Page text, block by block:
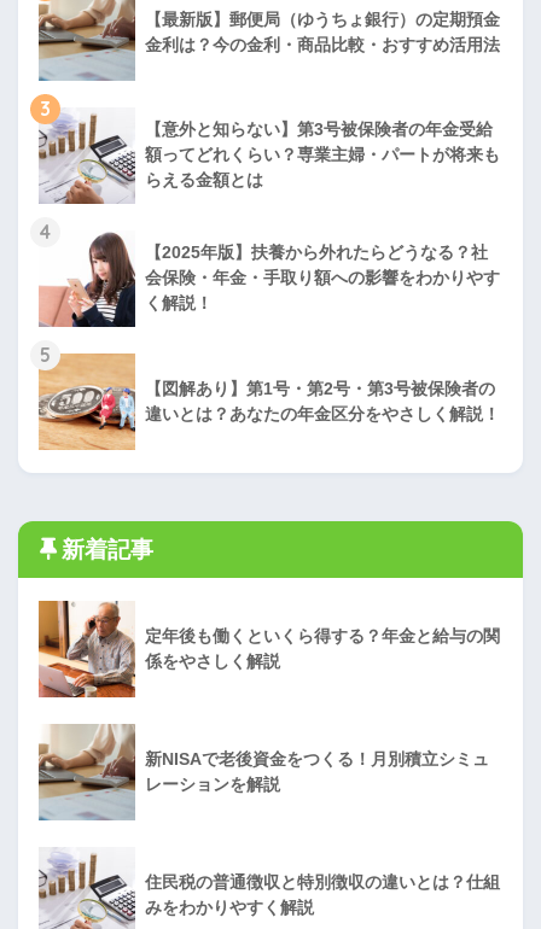
【最新版】郵便局（ゆうちょ銀行）の定期預金
金利は？今の金利・商品比較・おすすめ活用法
3
【意外と知らない】第3号被保険者の年金受給
額ってどれくらい？専業主婦・パートが将来も
らえる金額とは
4
【2025年版】扶養から外れたらどうなる？社
会保険・年金・手取り額への影響をわかりやす
く解説！
5
【図解あり】第1号・第2号・第3号被保険者の
違いとは？あなたの年金区分をやさしく解説！
新着記事
定年後も働くといくら得する？年金と給与の関
係をやさしく解説
新NISAで老後資金をつくる！月別積立シミュ
レーションを解説
住民税の普通徴収と特別徴収の違いとは？仕組
みをわかりやすく解説